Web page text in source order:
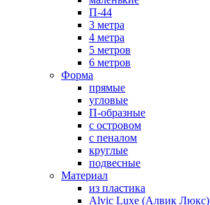
П-44
3 метра
4 метра
5 метров
6 метров
Форма
прямые
угловые
П-образные
с островом
с пеналом
круглые
подвесные
Материал
из пластика
Alvic Luxe (Алвик Люкс)